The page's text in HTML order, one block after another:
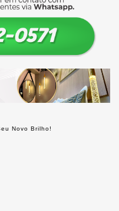
Novo Brilho!